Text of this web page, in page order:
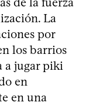
La
por
los barrios
a jugar piki
en
en una